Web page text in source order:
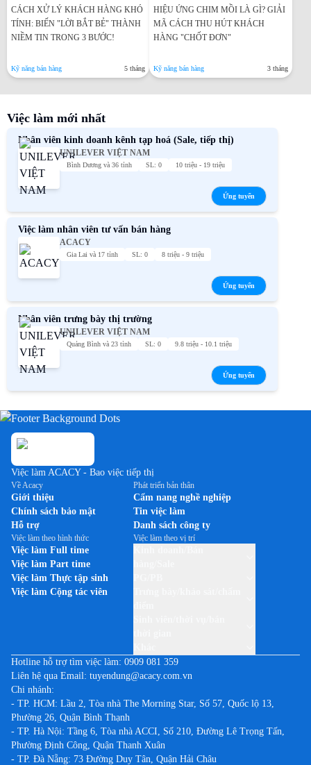
Việc làm mới nhất
Nhân viên kinh doanh kênh tạp hoá (Sale, tiếp thị)
UNILEVER VIỆT NAM
Bình Dương và 36 tỉnh SL: 0 10 triệu - 19 triệu
Ứng tuyển
Việc làm nhân viên tư vấn bán hàng
ACACY
Gia Lai và 17 tỉnh SL: 0 8 triệu - 9 triệu
Ứng tuyển
Nhân viên trưng bày thị trường
UNILEVER VIỆT NAM
Quảng Bình và 23 tỉnh SL: 0 9.8 triệu - 10.1 triệu
Ứng tuyển
CÁCH XỬ LÝ KHÁCH HÀNG KHÓ
TÍNH: BIẾN "LỜI BẮT BẺ" THÀNH
NIỀM TIN TRONG 3 BƯỚC!
Kỹ năng bán hàng 5 tháng
HIỆU ỨNG CHIM MỒI LÀ GÌ? GIẢI
MÃ CÁCH THU HÚT KHÁCH
HÀNG "CHỐT ĐƠN"
Kỹ năng bán hàng 3 tháng
Việc làm ACACY - Bao việc tiếp thị
Về Acacy
Giới thiệu
Chính sách bảo mật
Hỗ trợ
Phát triển bản thân
Cẩm nang nghề nghiệp
Tin việc làm
Danh sách công ty
Việc làm theo hình thức
Việc làm Full time
Việc làm Part time
Việc làm Thực tập sinh
Việc làm Cộng tác viên
Việc làm theo vị trí
Hotline hỗ trợ tìm việc làm: 0909 081 359
Liên hệ qua Email: tuyendung@acacy.com.vn
Chi nhánh:
- TP. HCM: Lầu 2, Tòa nhà The Morning Star, Số 57, Quốc lộ 13,
Phường 26, Quận Bình Thạnh
- TP. Hà Nội: Tầng 6, Tòa nhà ACCI, Số 210, Đường Lê Trọng Tấn,
Phường Định Công, Quận Thanh Xuân
- TP. Đà Nẵng: 73 Đường Duy Tân, Quận Hải Châu